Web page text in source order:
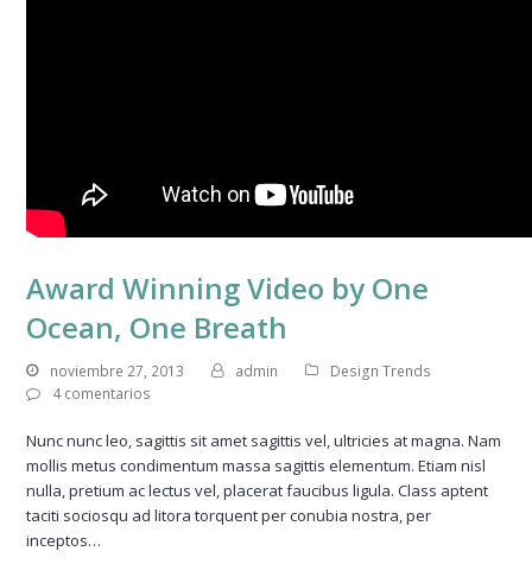
Award Winning Video by One
Ocean, One Breath
noviembre 27, 2013 admin
Design Trends
4 comentarios
Nunc nunc leo, sagittis sit amet sagittis vel, ultricies at magna. Nam
mollis metus condimentum massa sagittis elementum. Etiam nisl
nulla, pretium ac lectus vel, placerat faucibus ligula. Class aptent
taciti sociosqu ad litora torquent per conubia nostra, per
inceptos…